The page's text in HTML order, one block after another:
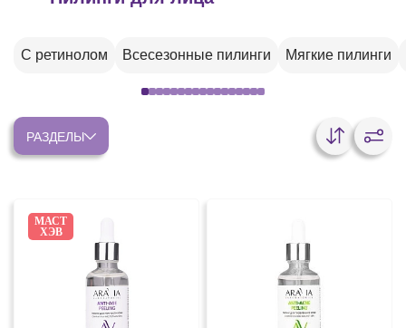
С ретинолом Всесезонные пилинги Мягкие пилинги
РАЗДЕЛЫ
МАСТ
ХЭВ